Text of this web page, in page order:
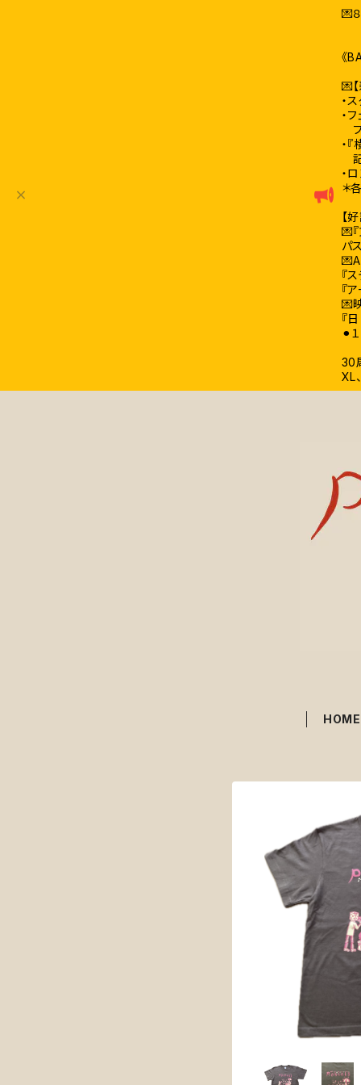
💌
《
💌
・
・
・
・
＊
【
💌
パ
『
『
💌
『
⚫︎
30
XL
HOME